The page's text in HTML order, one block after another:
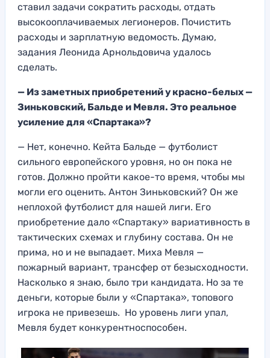
ставил задачи сократить расходы, отдать
высокооплачиваемых легионеров. Почистить
расходы и зарплатную ведомость. Думаю,
задания Леонида Арнольдовича удалось
сделать.
— Из заметных приобретений у красно-белых —
Зиньковский, Бальде и Мевля. Это реальное
усиление для «Спартака»?
— Нет, конечно. Кейта Бальде — футболист
сильного европейского уровня, но он пока не
готов. Должно пройти какое-то время, чтобы мы
могли его оценить. Антон Зиньковский? Он же
неплохой футболист для нашей лиги. Его
приобретение дало «Спартаку» вариативность в
тактических схемах и глубину состава. Он не
прима, но и не выпадает. Миха Мевля —
пожарный вариант, трансфер от безысходности.
Насколько я знаю, было три кандидата. Но за те
деньги, которые были у «Спартака», топового
игрока не привезешь. Но уровень лиги упал,
Мевля будет конкурентноспособен.